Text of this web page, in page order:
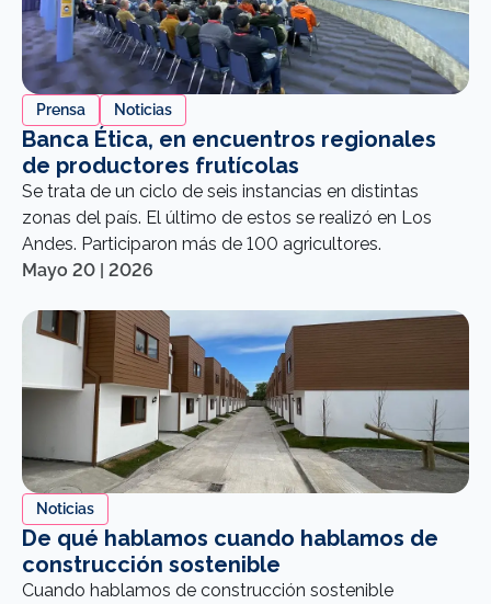
Prensa Noticias
Banca Ética, en encuentros regionales
de productores frutícolas
Se trata de un ciclo de seis instancias en distintas
zonas del país. El último de estos se realizó en Los
Andes. Participaron más de 100 agricultores.
Mayo 20 | 2026
Noticias
De qué hablamos cuando hablamos de
construcción sostenible
Cuando hablamos de construcción sostenible